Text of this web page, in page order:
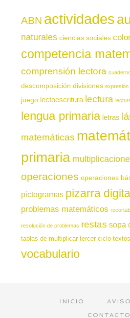
ABN actividades
naturales ciencias sociales
competencia
comprensión lectora
descomposición divisiones expresión
juego lectoescritura lectura
lengua primaria letras
matemáticas
primaria
operaciones operaciones
pictogramas pizarra
problemas matemáticos
resolución de problemas restas sopa
tablas de multiplicar tercer ciclo textos
vocabulario
INICIO
CONTACTO